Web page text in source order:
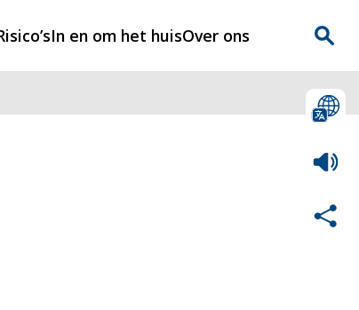
In en om het huisOver ons